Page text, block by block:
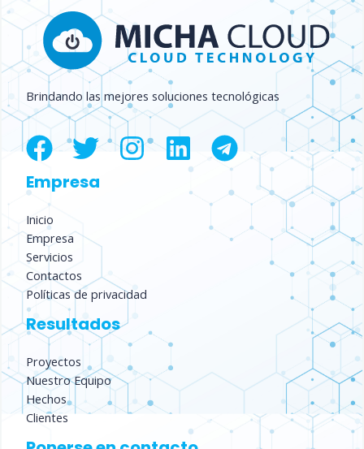
Brindando las mejores soluciones tecnológicas
Empresa
Inicio
Empresa
Servicios
Contactos
Políticas de privacidad
Resultados
Proyectos
Nuestro Equipo
Hechos
Clientes